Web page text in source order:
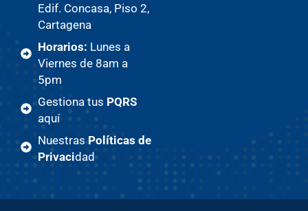
Edif. Concasa, Piso 2,
Cartagena
Horarios: Lunes a
Viernes de 8am a
5pm
Gestiona tus PQRS
aquí
NuestrasPolíticas de
Privacidad